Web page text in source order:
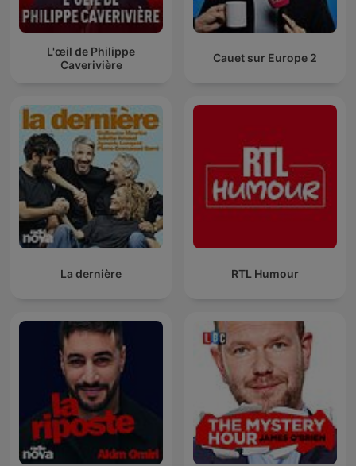
L'œil de Philippe
Caverivière
Cauet sur Europe 2
La dernière RTL Humour